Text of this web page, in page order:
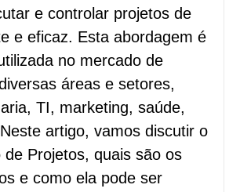
e controlar projetos de
e eficaz. Esta abordagem é
no mercado de
áreas e setores,
TI, marketing, saúde,
artigo, vamos discutir o
Projetos, quais são os
e como ela pode ser